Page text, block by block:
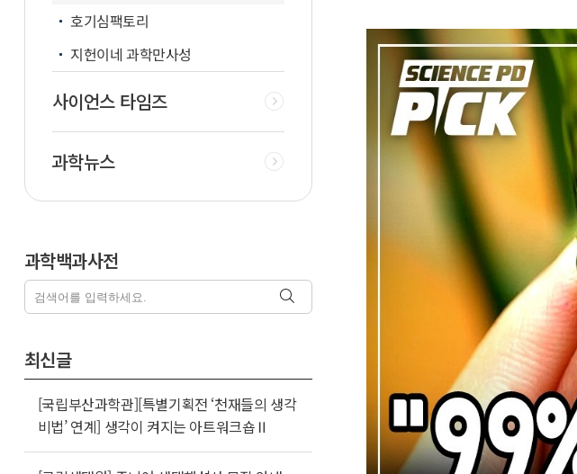
호기심팩토리
지헌이네 과학만사성
사이언스 타임즈
과학뉴스
과학백과사전
최신글
[국립부산과학관][특별기획전 ‘천재들의 생각
비법’ 연계] 생각이 켜지는 아트워크숍Ⅱ